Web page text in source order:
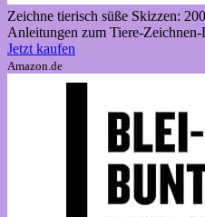
Zeichne tierisch süße Skizzen:
Anleitungen zum Tiere-
Jetzt kaufen
Amazon.de